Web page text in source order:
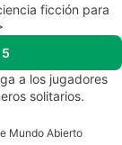
ficción para
a los jugadores
solitarios.
Mundo Abierto